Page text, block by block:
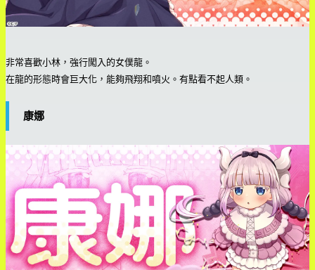
非常喜歡小林，強行闖入的女僕龍。
在龍的形態時會巨大化，能夠飛翔和噴火。有點看不起人類。
康娜